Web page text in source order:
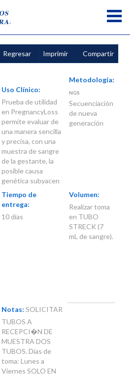
Regresar Imprimir Compartir
Uso Clínico:
Prueba de utilidad
en PregnancyLoss
permite evaluar de
una manera sencilla
y precisa, con una
muestra de sangre
de la gestante, la
posible causa
genética subyacen
Metodología:
NGS
Secuenciación
de nueva
generación
Tiempo de
entrega:
10 días
Volumen:
Realizar toma
en TUBO
STRECK (7
mL de sangre).
Notas: SOLICITAR
TUBOS A
RECEPCI�N DE
MUESTRA DOS
TUBOS. Días de
toma: Lunes a
Viernes SOLO EN